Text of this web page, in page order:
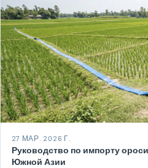
27 МАР. 2026 Г.
Руководство по импорту
Южной Азии